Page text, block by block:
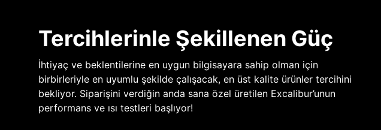
Tercihlerinle Şekillenen Güç
İhtiyaç ve beklentilerine en uygun bilgisayara sahip olman için
birbirleriyle en uyumlu şekilde çalışacak, en üst kalite ürünler tercihini
bekliyor. Siparişini verdiğin anda sana özel üretilen Excalibur’unun
performans ve ısı testleri başlıyor!